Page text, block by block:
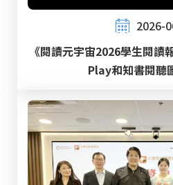
2026-
《閱讀元宇宙2026學生閱
Play和知書閱聽